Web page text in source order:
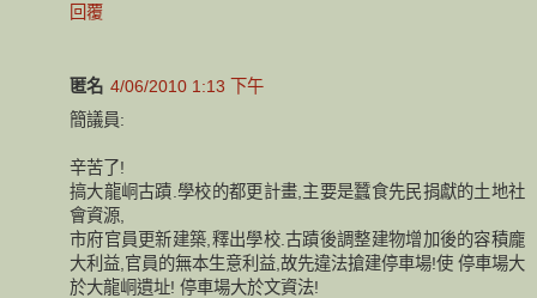
回覆
匿名 4/06/2010 1:13 下午
簡議員:
辛苦了!
搞大龍峒古蹟.學校的都更計畫,主要是蠶食先民捐獻的土地社
會資源,
市府官員更新建築,釋出學校.古蹟後調整建物增加後的容積龐
大利益,官員的無本生意利益,故先違法搶建停車場!使 停車場大
於大龍峒遺址! 停車場大於文資法!